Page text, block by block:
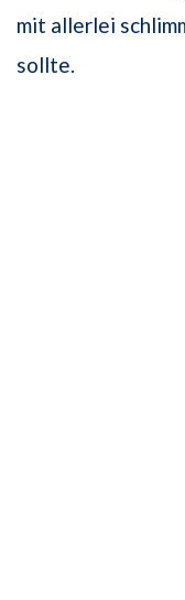
mit allerlei
sollte.